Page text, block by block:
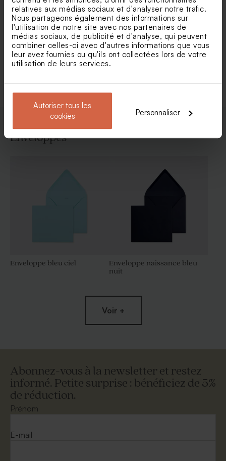
relatives aux médias sociaux et d'analyser notre trafic.
Nous partageons également des informations sur
l'utilisation de notre site avec nos partenaires de
médias sociaux, de publicité et d'analyse, qui peuvent
combiner celles-ci avec d'autres informations que vous
leur avez fournies ou qu'ils ont collectées lors de votre
utilisation de leurs services.
Autoriser tous les
cookies
Personnaliser
Faire part naissance renard
et compagnie
Faire part naissance carré
animaux de la forêt
Voir toute la collection Faire-part naissance
Enveloppes
Enveloppe bleu ciel
Enveloppe naissance bleu
nuit
Enveloppe naissance dorée
Voir +
Abonnez-vous à la newsletter et restez
informé. Petite surprise : bénéficiez de 5%
de réduction.
Prénom
E-mail